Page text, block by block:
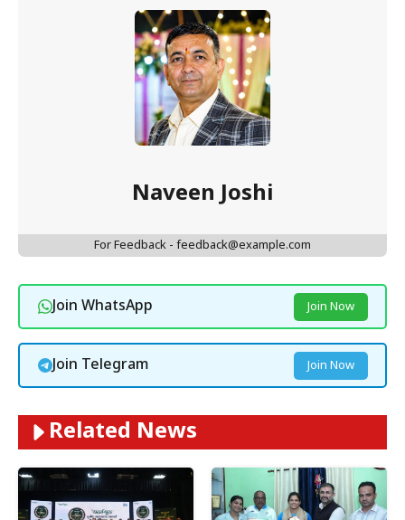
Naveen Joshi
For Feedback - feedback@example.com
Join WhatsApp Join Now
Join Telegram Join Now
Related News